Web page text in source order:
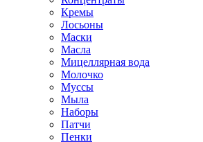
Кремы
Лосьоны
Маски
Масла
Мицеллярная вода
Молочко
Муссы
Мыла
Наборы
Патчи
Пенки